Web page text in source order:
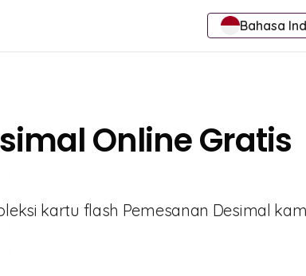
Bahasa
Online Gratis
kartu flash Pemesanan Desimal